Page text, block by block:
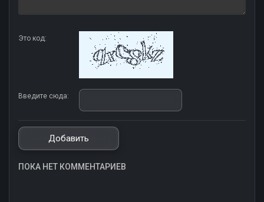
Это код:
Введите сюда:
ПОКА НЕТ КОММЕНТАРИЕВ